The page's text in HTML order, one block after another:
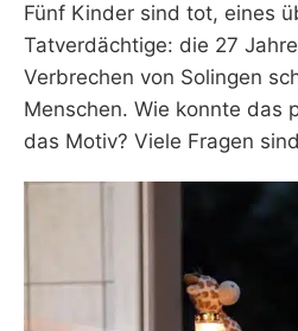
Fünf Kinder sind tot, eines
Tatverdächtige: die 27
Verbrechen von Solingen
Menschen. Wie konnte das
das Motiv? Viele Fragen